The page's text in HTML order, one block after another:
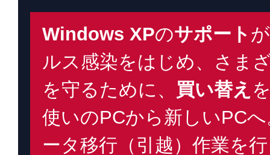
Windows XPのサポート が
ルス感染をはじめ、さま
を守るために、 買い替え
使いのPCから新しいPC
ータ移行（引越）作業を